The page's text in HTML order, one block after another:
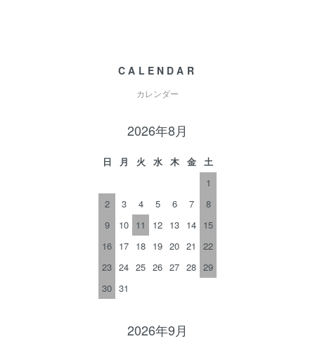
CALENDAR
カレンダー
2026年8月
日 月 火 水 木 金
土
1
2
3 4 5 6 7
8
9
10 11 12 13 14 15
16 17 18 19 20 21
22
23 24 25 26 27 28 29
30 31
2026年9月